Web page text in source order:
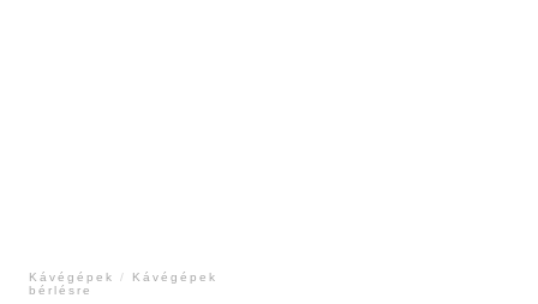
Kávégépek /
Kávégépek
bérlésre